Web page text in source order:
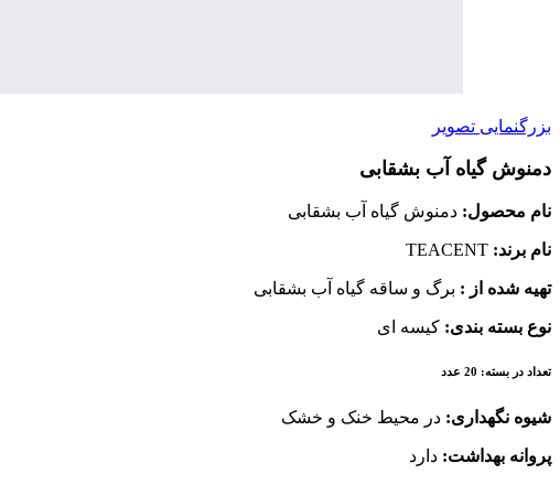
بزرگنمایی تصویر
دمنوش گیاه آب بشقابی
نام محصول: دمنوش گیاه آب بشقابی
نام برند:
تهیه شده از : برگ و ساقه گیاه آب بشقابی
نوع بسته بندی: کیسه ای
تعداد در بسته: 20 عدد
شیوه نگهداری: در محیط خنک و خشک
پروانه بهداشت: دارد